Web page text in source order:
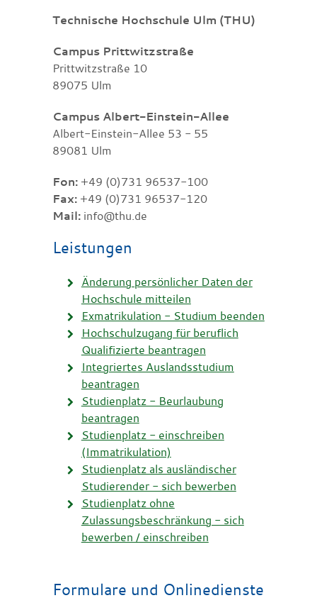
Technische Hochschule Ulm (THU)
Campus Prittwitzstraße
Prittwitzstraße 10
89075 Ulm
Campus Albert-Einstein-Allee
Albert-Einstein-Allee 53 - 55
89081 Ulm
Fon: +49 (0)731 96537-100
Fax: +49 (0)731 96537-120
Mail: info@thu.de
Leistungen
Änderung persönlicher Daten der
Hochschule mitteilen
Exmatrikulation - Studium beenden
Hochschulzugang für beruflich
Qualifizierte beantragen
Integriertes Auslandsstudium
beantragen
Studienplatz - Beurlaubung
beantragen
Studienplatz - einschreiben
(Immatrikulation)
Studienplatz als ausländischer
Studierender - sich bewerben
Studienplatz ohne
Zulassungsbeschränkung - sich
bewerben / einschreiben
Formulare und Onlinedienste